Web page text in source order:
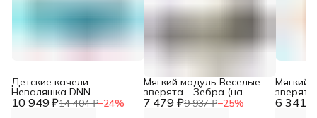
10 949 ₽14 404 ₽−24%
Детские качели
Неваляшка DNN
7 479 ₽9 937 ₽−25%
Мягкий модуль Веселые
зверята - Зебра (на
колесах) DNN 6 341 ₽
Мягкий